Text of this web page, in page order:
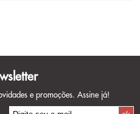
e promoções. Assine já!